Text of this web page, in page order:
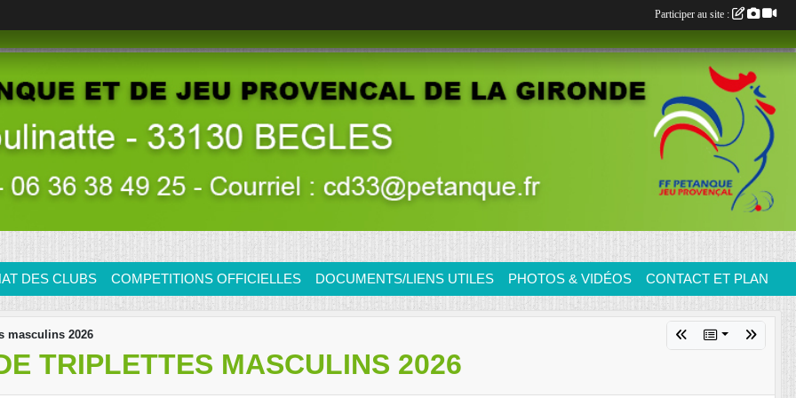
DES CLUBS COMPETITIONS OFFICIELLES DOCUMENTS/LIENS UTILES PHOTOS & VIDÉOS CONTACT ET PLAN
masculins 2026
TRIPLETTES MASCULINS 2026
Participer au site :